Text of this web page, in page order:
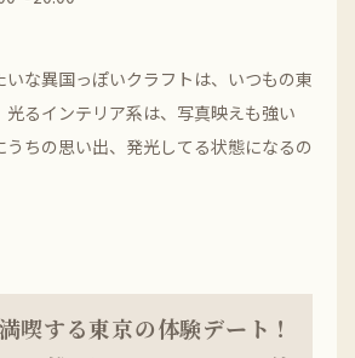
いな異国っぽいクラフトは、いつもの東
光るインテリア系は、写真映えも強い
うちの思い出、発光してる状態になるの
喫する東京の体験デート！